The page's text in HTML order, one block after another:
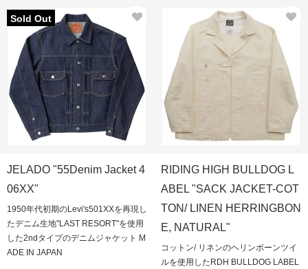
Sold Out
JELADO "55Denim Jacket 4
06XX"
1950年代初期のLevi's501XXを再現し
たデニム生地"LAST RESORT"を使用
した2ndタイプのデニムジャケット M
ADE IN JAPAN
RIDING HIGH BULLDOG L
ABEL "SACK JACKET-COT
TON/ LINEN HERRINGBON
E, NATURAL"
コットン/ リネンのヘリンボーンツイ
ルを使用したRDH BULLDOG LABEL